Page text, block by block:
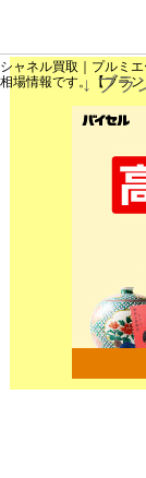
シャネル買取｜プルミ
相場情報です。【ブラン
↓ ブラ